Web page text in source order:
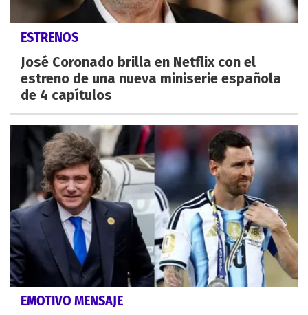
ESTRENOS
José Coronado brilla en Netflix con el
estreno de una nueva miniserie española
de 4 capítulos
EMOTIVO MENSAJE